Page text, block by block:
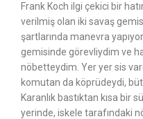
Frank Koch ilgi çekici bir
verilmiş olan iki savaş
şartlarında manevra
gemisinde görevliydim ve
nöbetteydim. Yer yer sis
komutan da köprüdeydi,
Karanlık bastıktan kısa bir
yerinde, iskele tarafındaki